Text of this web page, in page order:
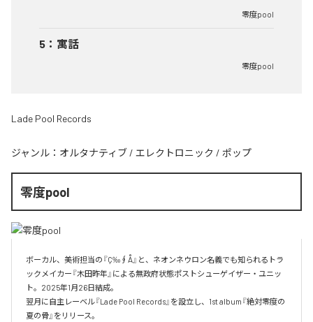
零度pool
5 ： 寓話
零度pool
Lade Pool Records
ジャンル： オルタナティブ / エレクトロニック / ポップ
零度pool
ボーカル、美術担当の『Ç‰∮Å』と、ネオンネウロン名義でも知られるトラ
ックメイカー『木田昨年』による無政府状態ポストシューゲイザー・ユニッ
ト。2025年1月26日結成。
翌月に自主レーベル『Lade Pool Records』を設立し、1st album『絶対零度の
夏の骨』をリリース。